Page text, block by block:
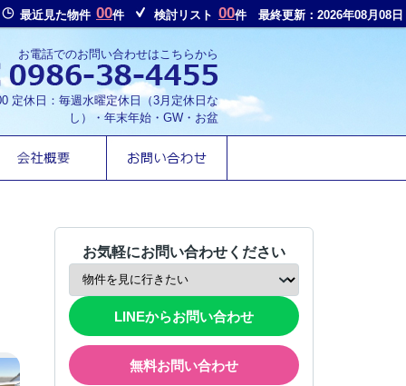
最近見た物件 00件 検討リスト 00件 最終更新：2026年08月08日
お電話でのお問い合わせはこちらから
定休日：毎週水曜定休日（3月定休日な
し）・年末年始・GW・お盆
お気軽にお問い合わせください
LINEからお問い合わせ
無料お問い合わせ